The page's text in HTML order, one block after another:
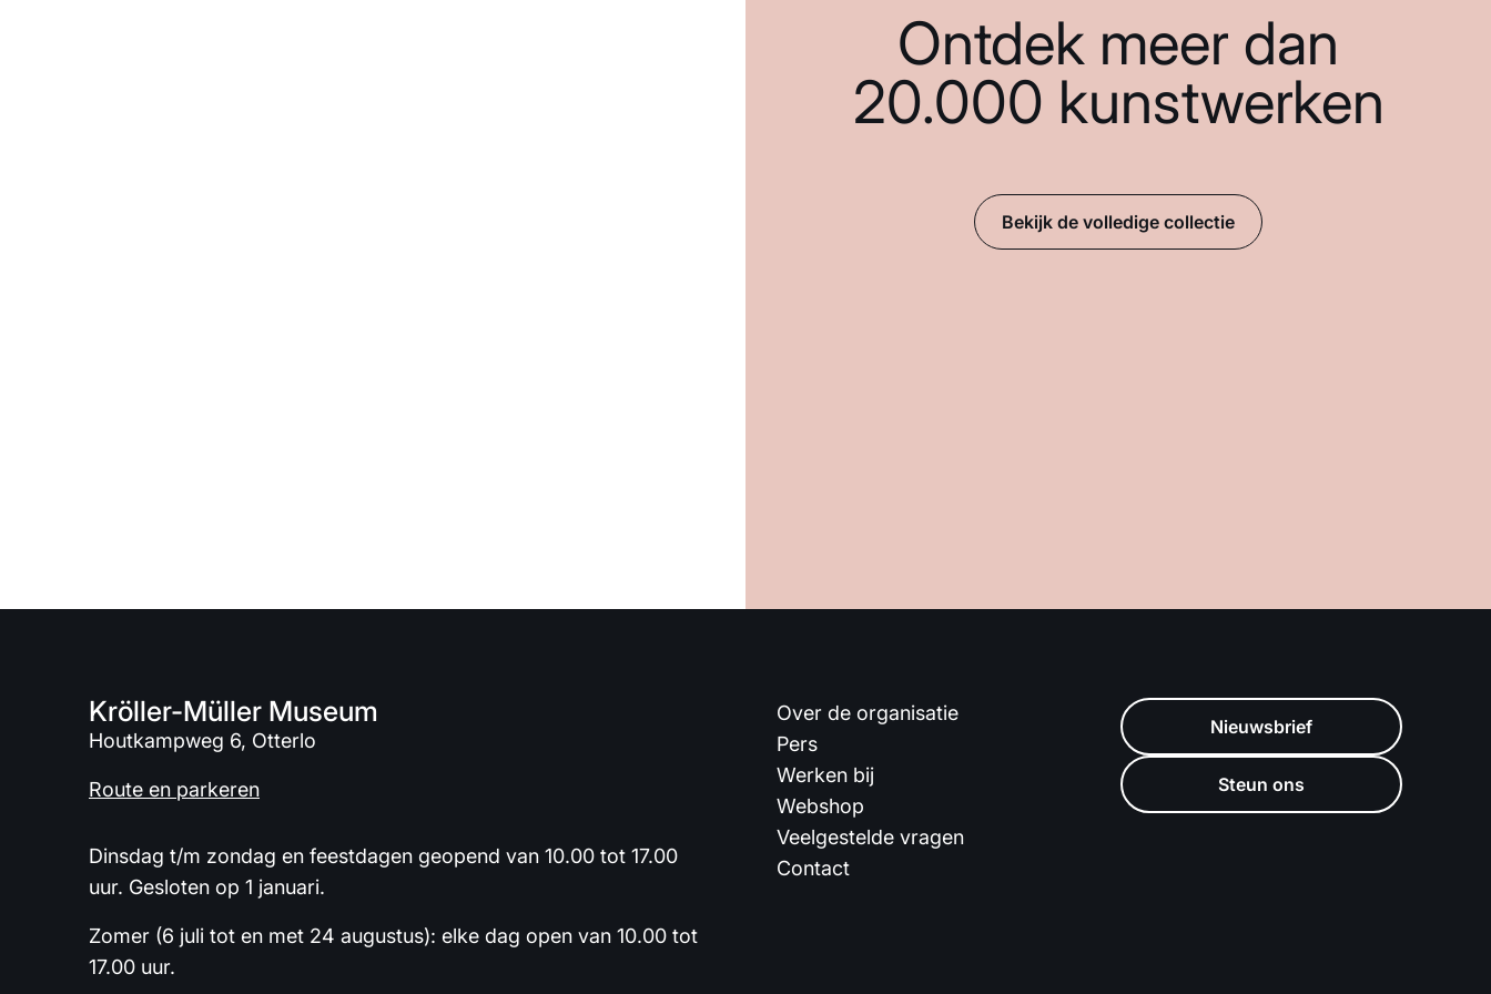
Ontdek meer dan
20.000 kunstwerken
Bekijk de volledige collectie
Kröller-Müller Museum
Houtkampweg 6, Otterlo
Route en parkeren
Dinsdag t/m zondag en feestdagen geopend van 10.00 tot 17.00
uur. Gesloten op 1 januari.
Zomer (6 juli tot en met 24 augustus): elke dag open van 10.00 tot
17.00 uur.
Over de organisatie
Pers
Werken bij
Webshop
Veelgestelde vragen
Contact
Nieuwsbrief
Steun ons